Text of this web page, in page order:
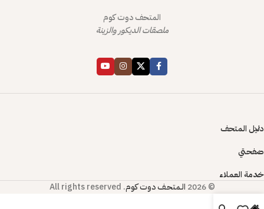
المتحف دوت كوم
ملصقات الديكور والزينة
دليل المتحف
صفحتي
خدمة العملاء
© 2026
الـمتحـف دوت كوم. All rights reserved